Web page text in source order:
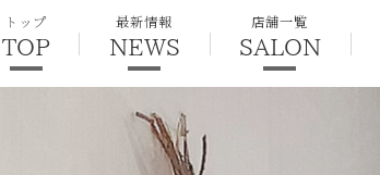
トップ
TOP
最新情報
NEWS
店舗一覧
SALON